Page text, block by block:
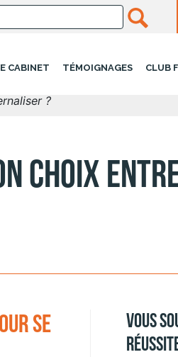
CABINET TÉMOIGNAGES CLUB
?
choix
se
Vous